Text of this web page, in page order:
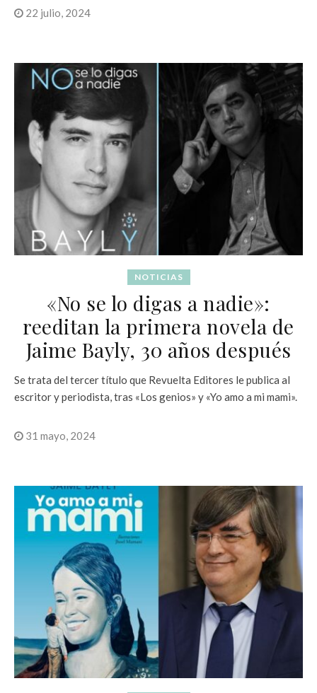
22 julio, 2024
NOTICIAS
«No se lo digas a nadie»:
reeditan la primera novela de
Jaime Bayly, 30 años después
Se trata del tercer título que Revuelta Editores le publica al
escritor y periodista, tras «Los genios» y «Yo amo a mi mami».
31 mayo, 2024